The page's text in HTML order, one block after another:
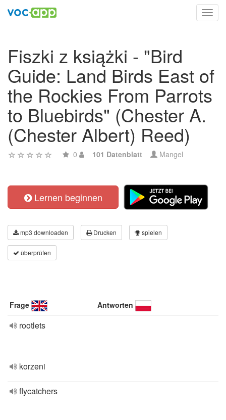
Fiszki z książki - "Bird
Guide: Land Birds East of
the Rockies From Parrots
to Bluebirds" (Chester A.
(Chester Albert) Reed)
0 101 Datenblatt Mangel
Lernen beginnen
mp3 downloaden Drucken spielen
überprüfen
Frage Antworten
rootlets
korzeni
flycatchers